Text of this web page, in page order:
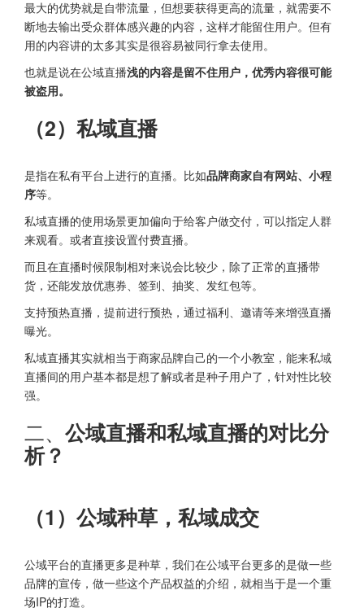
最大的优势就是自带流量，但想要获得更高的流量，就需要不
断地去输出受众群体感兴趣的内容，这样才能留住用户。但有
用的内容讲的太多其实是很容易被同行拿去使用。
也就是说在公域直播浅的内容是留不住用户，优秀内容很可能
被盗用。
（2）私域直播
是指在私有平台上进行的直播。比如品牌商家自有网站、小程
序等。
私域直播的使用场景更加偏向于给客户做交付，可以指定人群
来观看。或者直接设置付费直播。
而且在直播时候限制相对来说会比较少，除了正常的直播带
货，还能发放优惠券、签到、抽奖、发红包等。
支持预热直播，提前进行预热，通过福利、邀请等来增强直播
曝光。
私域直播其实就相当于商家品牌自己的一个小教室，能来私域
直播间的用户基本都是想了解或者是种子用户了，针对性比较
强。
二、 公域直播和私域直播的对比分
析？
（1）公域种草，私域成交
公域平台的直播更多是种草，我们在公域平台更多的是做一些
品牌的宣传，做一些这个产品权益的介绍，就相当于是一个重
场IP的打造。